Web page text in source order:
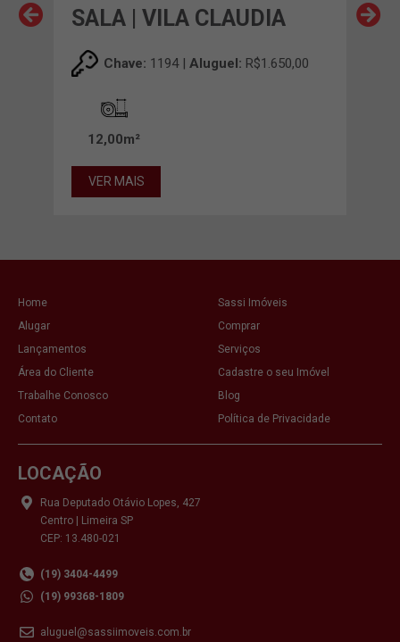
SALA | VILA CLAUDIA
Chave: 1194 | Aluguel: R$1.650,00
12,00m²
VER MAIS
Home
Sassi Imóveis
Alugar
Comprar
Lançamentos
Serviços
Área do Cliente
Cadastre o seu Imóvel
Trabalhe Conosco
Blog
Contato
Política de Privacidade
LOCAÇÃO
Rua Deputado Otávio Lopes, 427
Centro | Limeira SP
CEP: 13.480-021
(19) 3404-4499
(19) 99368-1809
aluguel@sassiimoveis.com.br